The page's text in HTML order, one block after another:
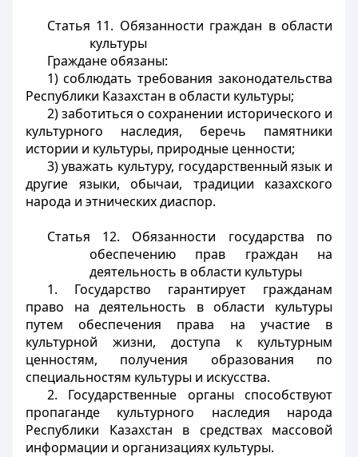
Статья 11. Обязанности граждан в области
культуры
Граждане обязаны:
1) соблюдать требования законодательства
Республики Казахстан в области культуры;
2) заботиться о сохранении исторического и
культурного наследия, беречь памятники
истории и культуры, природные ценности;
3) уважать культуру, государственный язык и
другие языки, обычаи, традиции казахского
народа и этнических диаспор.
Статья 12. Обязанности государства по
обеспечению прав граждан на
деятельность в области культуры
1. Государство гарантирует гражданам
право на деятельность в области культуры
путем обеспечения права на участие в
культурной жизни, доступа к культурным
ценностям, получения образования по
специальностям культуры и искусства.
2. Государственные органы способствуют
пропаганде культурного наследия народа
Республики Казахстан в средствах массовой
информации и организациях культуры.